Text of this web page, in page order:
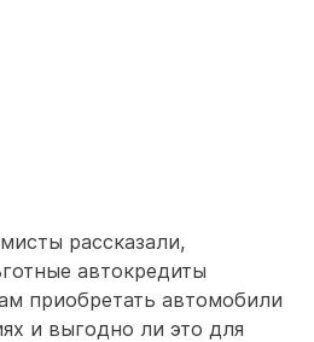
рассказали,
автокредиты
приобретать автомобили
и выгодно ли это для